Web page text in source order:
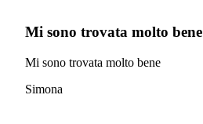
Mi sono trovata molto bene
Mi sono trovata molto bene
Simona